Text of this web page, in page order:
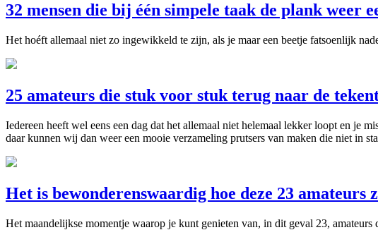
32 mensen die bij één simpele taak de plank weer
Het hoéft allemaal niet zo ingewikkeld te zijn, als je maar een beetje fatsoenlijk
25 amateurs die stuk voor stuk terug naar de
Iedereen heeft wel eens een dag dat het allemaal niet helemaal lekker loopt en je
daar kunnen wij dan weer een mooie verzameling prutsers van maken die niet in
Het is bewonderenswaardig hoe deze 23 amateurs
Het maandelijkse momentje waarop je kunt genieten van, in dit geval 23,